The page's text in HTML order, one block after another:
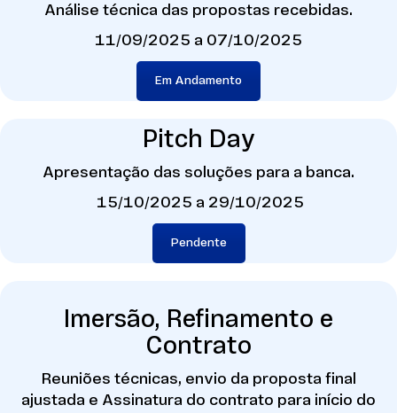
Análise técnica das propostas recebidas.
11/09/2025 a 07/10/2025
Em Andamento
Pitch Day
Apresentação das soluções para a banca.
15/10/2025 a 29/10/2025
Pendente
Imersão, Refinamento e
Contrato
Reuniões técnicas, envio da proposta final
ajustada e Assinatura do contrato para início do